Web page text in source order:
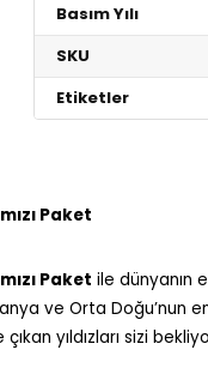
Basım Yılı
SKU
Etiketler
Paket
Paket ile dünyanın
ve Orta Doğu’nun
yıldızları sizi